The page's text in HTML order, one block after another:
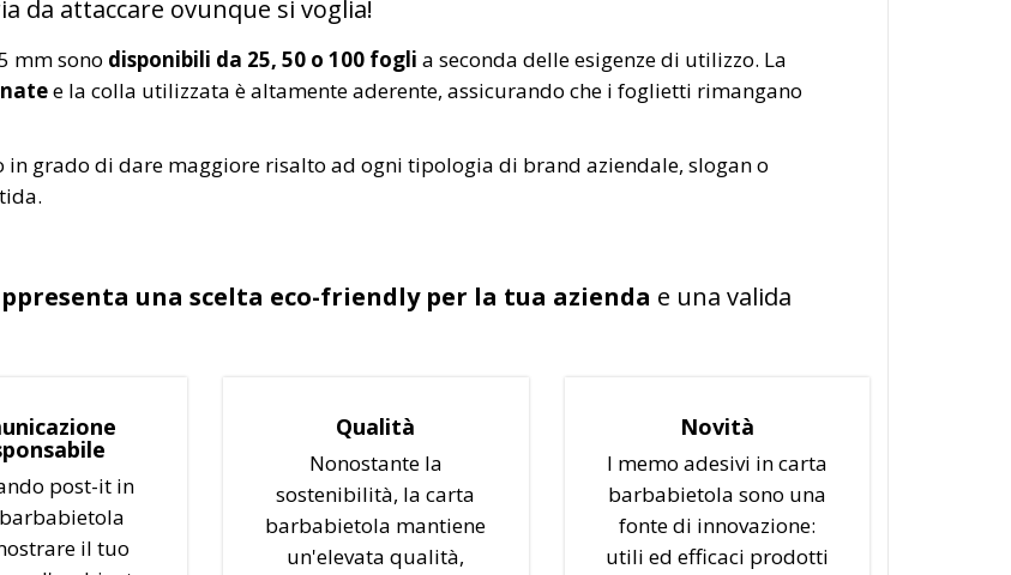
da attaccare ovunque si voglia!
mm sono disponibili da 25, 50 o 100 fogli a seconda delle esigenze di utilizzo. La
e la colla utilizzata è altamente aderente, assicurando che i foglietti rimangano
in grado di dare maggiore risalto ad ogni tipologia di brand aziendale, slogan o
una scelta eco-friendly per la tua azienda e una valida
post-it in
il tuo
Qualità
Nonostante la
sostenibilità, la carta
barbabietola mantiene
un'elevata qualità,
Novità
I memo adesivi in carta
barbabietola sono una
fonte di innovazione:
utili ed efficaci prodotti